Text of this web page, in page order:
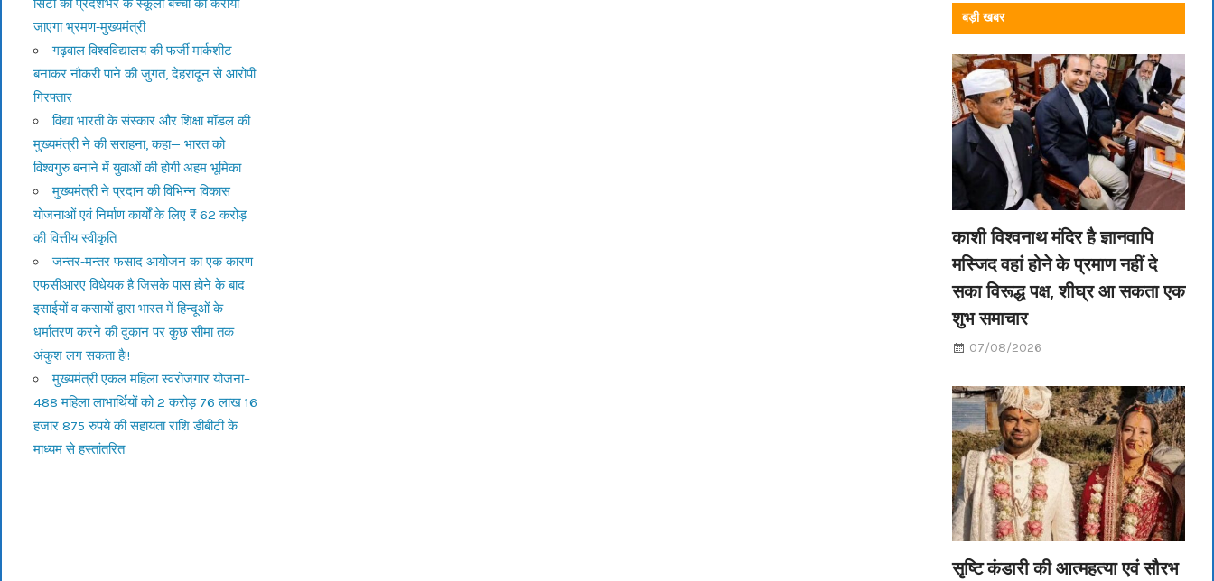
सिटी का प्रदेशभर के स्कूली बच्चों को कराया
जाएगा भ्रमण-मुख्यमंत्री
गढ़वाल विश्वविद्यालय की फर्जी मार्कशीट
बनाकर नौकरी पाने की जुगत, देहरादून से आरोपी
गिरफ्तार
विद्या भारती के संस्कार और शिक्षा मॉडल की
मुख्यमंत्री ने की सराहना, कहा— भारत को
विश्वगुरु बनाने में युवाओं की होगी अहम भूमिका
मुख्यमंत्री ने प्रदान की विभिन्न विकास
योजनाओं एवं निर्माण कार्यों के लिए ₹ 62 करोड़
की वित्तीय स्वीकृति
जन्तर-मन्तर फसाद आयोजन का एक कारण
एफसीआरए विधेयक है जिसके पास होने के बाद
इसाईयों व कसायों द्वारा भारत में हिन्दूओं के
धर्मांतरण करने की दुकान पर कुछ सीमा तक
अंकुश लग सकता है!!
मुख्यमंत्री एकल महिला स्वरोजगार योजना–
488 महिला लाभार्थियों को 2 करोड़ 76 लाख 16
हजार 875 रुपये की सहायता राशि डीबीटी के
माध्यम से हस्तांतरित
बड़ी खबर
काशी विश्वनाथ मंदिर है ज्ञानवापि
मस्जिद वहां होने के प्रमाण नहीं दे
सका विरूद्ध पक्ष, शीघ्र आ सकता एक
शुभ समाचार
07/08/2026
सृष्टि कंडारी की आत्महत्या एवं सौरभ